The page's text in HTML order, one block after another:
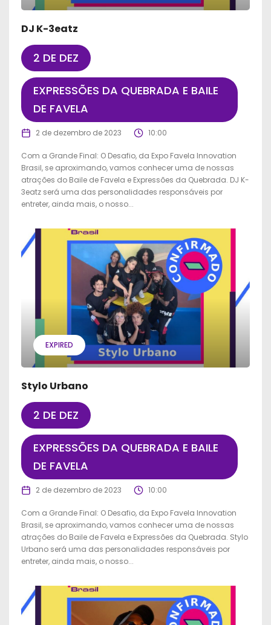
DJ K-3eatz
2 DE DEZ
EXPRESSÕES DA QUEBRADA E BAILE
DE FAVELA
2 de dezembro de 2023 10:00
Com a Grande Final: O Desafio, da Expo Favela Innovation
Brasil, se aproximando, vamos conhecer uma de nossas
atrações do Baile de Favela e Expressões da Quebrada. DJ K-
3eatz será uma das personalidades responsáveis por
entreter, ainda mais, o nosso...
EXPIRED
Stylo Urbano
2 DE DEZ
EXPRESSÕES DA QUEBRADA E BAILE
DE FAVELA
2 de dezembro de 2023 10:00
Com a Grande Final: O Desafio, da Expo Favela Innovation
Brasil, se aproximando, vamos conhecer uma de nossas
atrações do Baile de Favela e Expressões da Quebrada. Stylo
Urbano será uma das personalidades responsáveis por
entreter, ainda mais, o nosso...